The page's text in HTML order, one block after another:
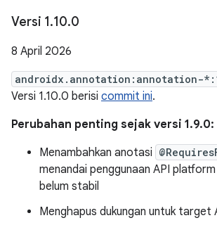
Versi 1.10.0
8 April 2026
androidx.annotation:annotation-
Versi 1.10.0 berisi commit ini.
Perubahan penting sejak versi 1.9.0:
Menambahkan anotasi
menandai penggunaan API
belum stabil
Menghapus dukungan untuk target